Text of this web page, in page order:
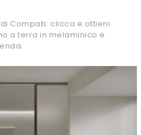
di Compab: clicca e ottieni
a terra in melaminico e